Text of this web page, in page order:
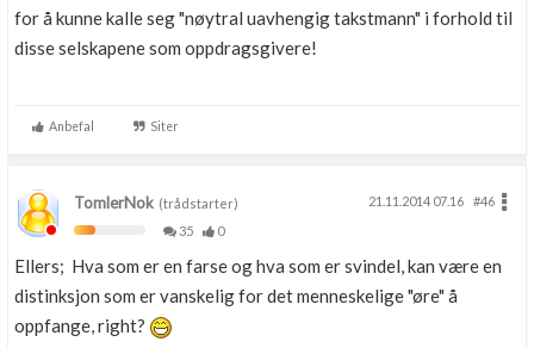
for å kunne kalle seg "nøytral uavhengig takstmann" i forhold til
disse selskapene som oppdragsgivere!
Anbefal Siter
TomlerNok (trådstarter) 21.11.2014 07.16
#46
35
0
Ellers; Hva som er en farse og hva som er svindel, kan være en
distinksjon som er vanskelig for det menneskelige "øre" å
oppfange, right?